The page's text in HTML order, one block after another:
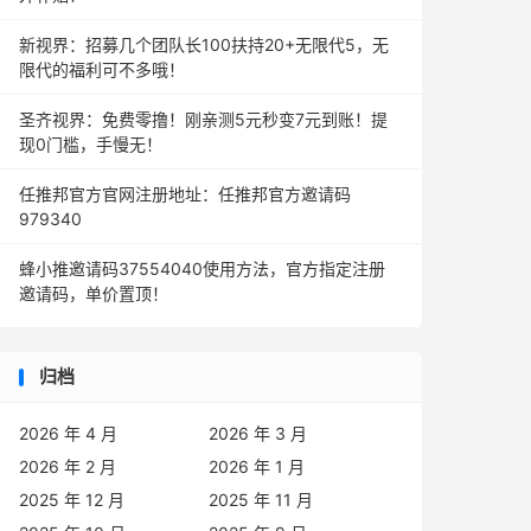
新视界：招募几个团队长100扶持20+无限代5，无
限代的福利可不多哦！
圣齐视界：免费零撸！刚亲测5元秒变7元到账！提
现0门槛，手慢无！
任推邦官方官网注册地址：任推邦官方邀请码
979340
蜂小推邀请码37554040使用方法，官方指定注册
邀请码，单价置顶！
归档
2026 年 4 月
2026 年 3 月
2026 年 2 月
2026 年 1 月
2025 年 12 月
2025 年 11 月